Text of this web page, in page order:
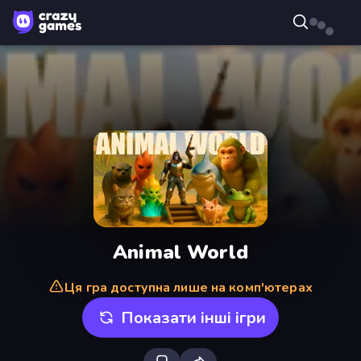
Animal World
Ця гра доступна лише на комп'ютерах
Показати інші ігри